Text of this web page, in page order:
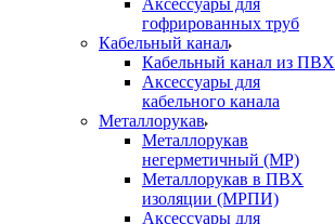
Аксессуары для
гофрированных труб
Кабельный канал
Кабельный канал из ПВХ
Аксессуары для
кабельного канала
Металлорукав
Металлорукав
негерметичный (МР)
Металлорукав в ПВХ
изоляции (МРПИ)
Аксессуары для